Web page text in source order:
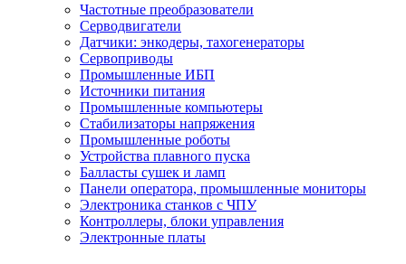
Частотные преобразователи
Серводвигатели
Датчики: энкодеры, тахогенераторы
Сервоприводы
Промышленные ИБП
Источники питания
Промышленные компьютеры
Стабилизаторы напряжения
Промышленные роботы
Устройства плавного пуска
Балласты сушек и ламп
Панели оператора, промышленные мониторы
Электроника станков с ЧПУ
Контроллеры, блоки управления
Электронные платы